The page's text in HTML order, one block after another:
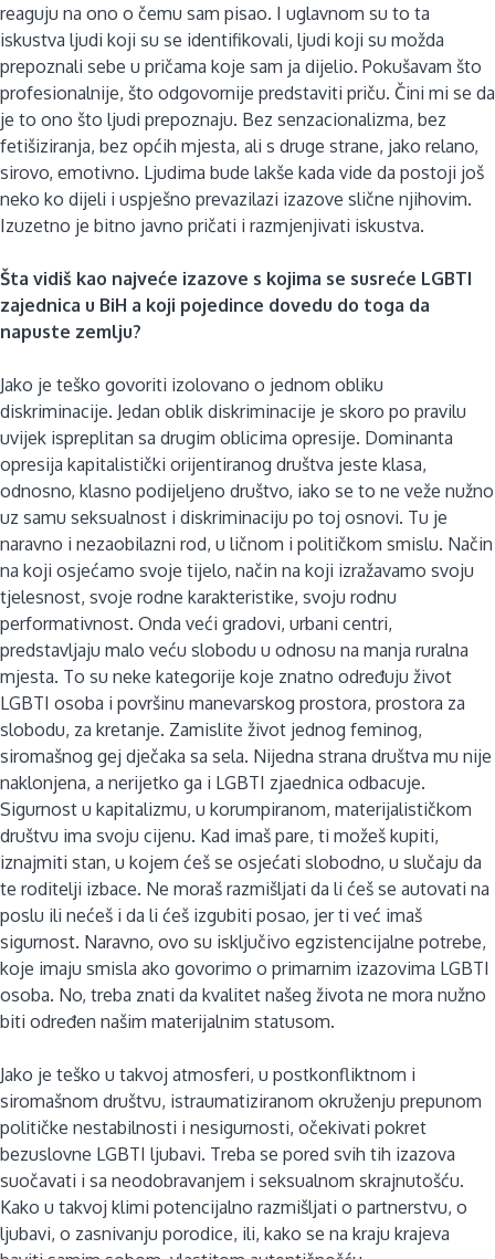
reaguju na ono o čemu sam pisao. I uglavnom su to ta
iskustva ljudi koji su se identifikovali, ljudi koji su možda
prepoznali sebe u pričama koje sam ja dijelio. Pokušavam što
profesionalnije, što odgovornije predstaviti priču. Čini mi se da
je to ono što ljudi prepoznaju. Bez senzacionalizma, bez
fetišiziranja, bez općih mjesta, ali s druge strane, jako relano,
sirovo, emotivno. Ljudima bude lakše kada vide da postoji još
neko ko dijeli i uspješno prevazilazi izazove slične njihovim.
Izuzetno je bitno javno pričati i razmjenjivati iskustva.
Šta vidiš kao najveće izazove s kojima se susreće LGBTI
zajednica u BiH a koji pojedince dovedu do toga da
napuste zemlju?
Jako je teško govoriti izolovano o jednom obliku
diskriminacije. Jedan oblik diskriminacije je skoro po pravilu
uvijek ispreplitan sa drugim oblicima opresije. Dominanta
opresija kapitalistički orijentiranog društva jeste klasa,
odnosno, klasno podijeljeno društvo, iako se to ne veže nužno
uz samu seksualnost i diskriminaciju po toj osnovi. Tu je
naravno i nezaobilazni rod, u ličnom i političkom smislu. Način
na koji osjećamo svoje tijelo, način na koji izražavamo svoju
tjelesnost, svoje rodne karakteristike, svoju rodnu
performativnost. Onda veći gradovi, urbani centri,
predstavljaju malo veću slobodu u odnosu na manja ruralna
mjesta. To su neke kategorije koje znatno određuju život
LGBTI osoba i površinu manevarskog prostora, prostora za
slobodu, za kretanje. Zamislite život jednog feminog,
siromašnog gej dječaka sa sela. Nijedna strana društva mu nije
naklonjena, a nerijetko ga i LGBTI zjaednica odbacuje.
Sigurnost u kapitalizmu, u korumpiranom, materijalističkom
društvu ima svoju cijenu. Kad imaš pare, ti možeš kupiti,
iznajmiti stan, u kojem ćeš se osjećati slobodno, u slučaju da
te roditelji izbace. Ne moraš razmišljati da li ćeš se autovati na
poslu ili nećeš i da li ćeš izgubiti posao, jer ti već imaš
sigurnost. Naravno, ovo su isključivo egzistencijalne potrebe,
koje imaju smisla ako govorimo o primarnim izazovima LGBTI
osoba. No, treba znati da kvalitet našeg života ne mora nužno
biti određen našim materijalnim statusom.
Jako je teško u takvoj atmosferi, u postkonfliktnom i
siromašnom društvu, istraumatiziranom okruženju prepunom
političke nestabilnosti i nesigurnosti, očekivati pokret
bezuslovne LGBTI ljubavi. Treba se pored svih tih izazova
suočavati i sa neodobravanjem i seksualnom skrajnutošću.
Kako u takvoj klimi potencijalno razmišljati o partnerstvu, o
ljubavi, o zasnivanju porodice, ili, kako se na kraju krajeva